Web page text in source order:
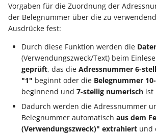
Vorgaben für die Zuordnung der
der Belegnummer über die zu
Ausdrücke fest:
Durch diese Funktion werden die
(Verwendungszweck/Text) beim
geprüft, das dieAdressnummer 6-
"1" beginnt oder die Belegnummer
beginnend und7-stellig numerisch ist
Dadurch werden die Adressnummer
Belegnummer automatischaus dem
(Verwendungszweck)" extrahiert und